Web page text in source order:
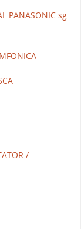
PANASONIC sg
/